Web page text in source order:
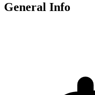
General Info